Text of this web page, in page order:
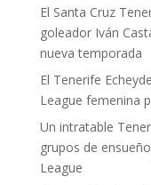
El Santa Cruz
goleador Iván
nueva temporada
El Tenerife
League femenina
Un intratable
grupos de
League